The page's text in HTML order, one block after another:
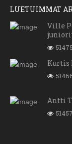
LUETUIMMAT
Ville
Kurtis
Antti